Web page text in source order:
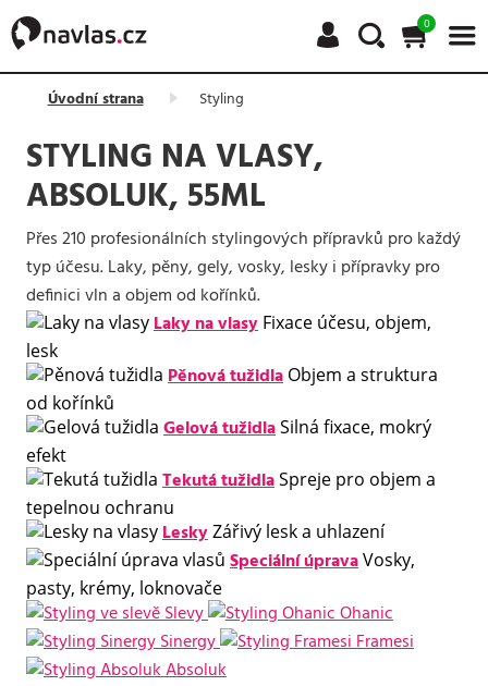
0
Úvodní strana Styling
STYLING NA VLASY,
ABSOLUK, 55ML
Přes 210 profesionálních stylingových přípravků pro každý
typ účesu. Laky, pěny, gely, vosky, lesky i přípravky pro
definici vln a objem od kořínků.
Laky na vlasy Fixace účesu, objem,
lesk
Pěnová tužidla Objem a struktura
od kořínků
Gelová tužidlaSilná fixace, mokrý
efekt
Tekutá tužidlaSpreje pro objem a
tepelnou ochranu
LeskyZářivý lesk a uhlazení
Speciální úpravaVosky,
pasty, krémy, loknovače
Slevy
Ohanic
Sinergy
Framesi
Absoluk